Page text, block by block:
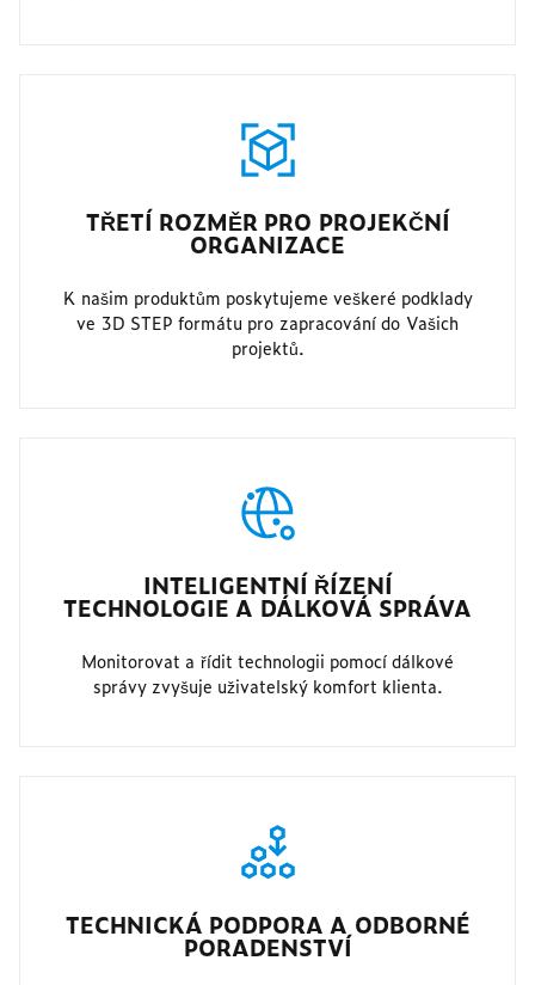
TŘETÍ ROZMĚR PRO PROJEKČNÍ
ORGANIZACE
K našim produktům poskytujeme veškeré podklady
ve 3D STEP formátu pro zapracování do Vašich
projektů.
INTELIGENTNÍ ŘÍZENÍ
TECHNOLOGIE A DÁLKOVÁ SPRÁVA
Monitorovat a řídit technologii pomocí dálkové
správy zvyšuje uživatelský komfort klienta.
TECHNICKÁ PODPORA A ODBORNÉ
PORADENSTVÍ